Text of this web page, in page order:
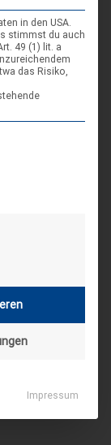
statt. Dabei
werden. Mit
Teillager
Zauber und
Zauberdorf
Fantasy-
in den USA.
stimmst du auch
49 (1) lit. a
das Risiko,
eine
Impressum